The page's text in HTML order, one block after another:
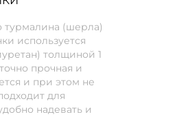
турмалина (шерла)
используется
толщиной 1
прочная и
и при этом не
для
надевать и